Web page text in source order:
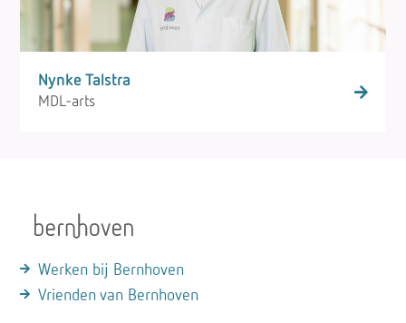
Nynke Talstra
MDL-arts
Werken bij Bernhoven
Vrienden van Bernhoven